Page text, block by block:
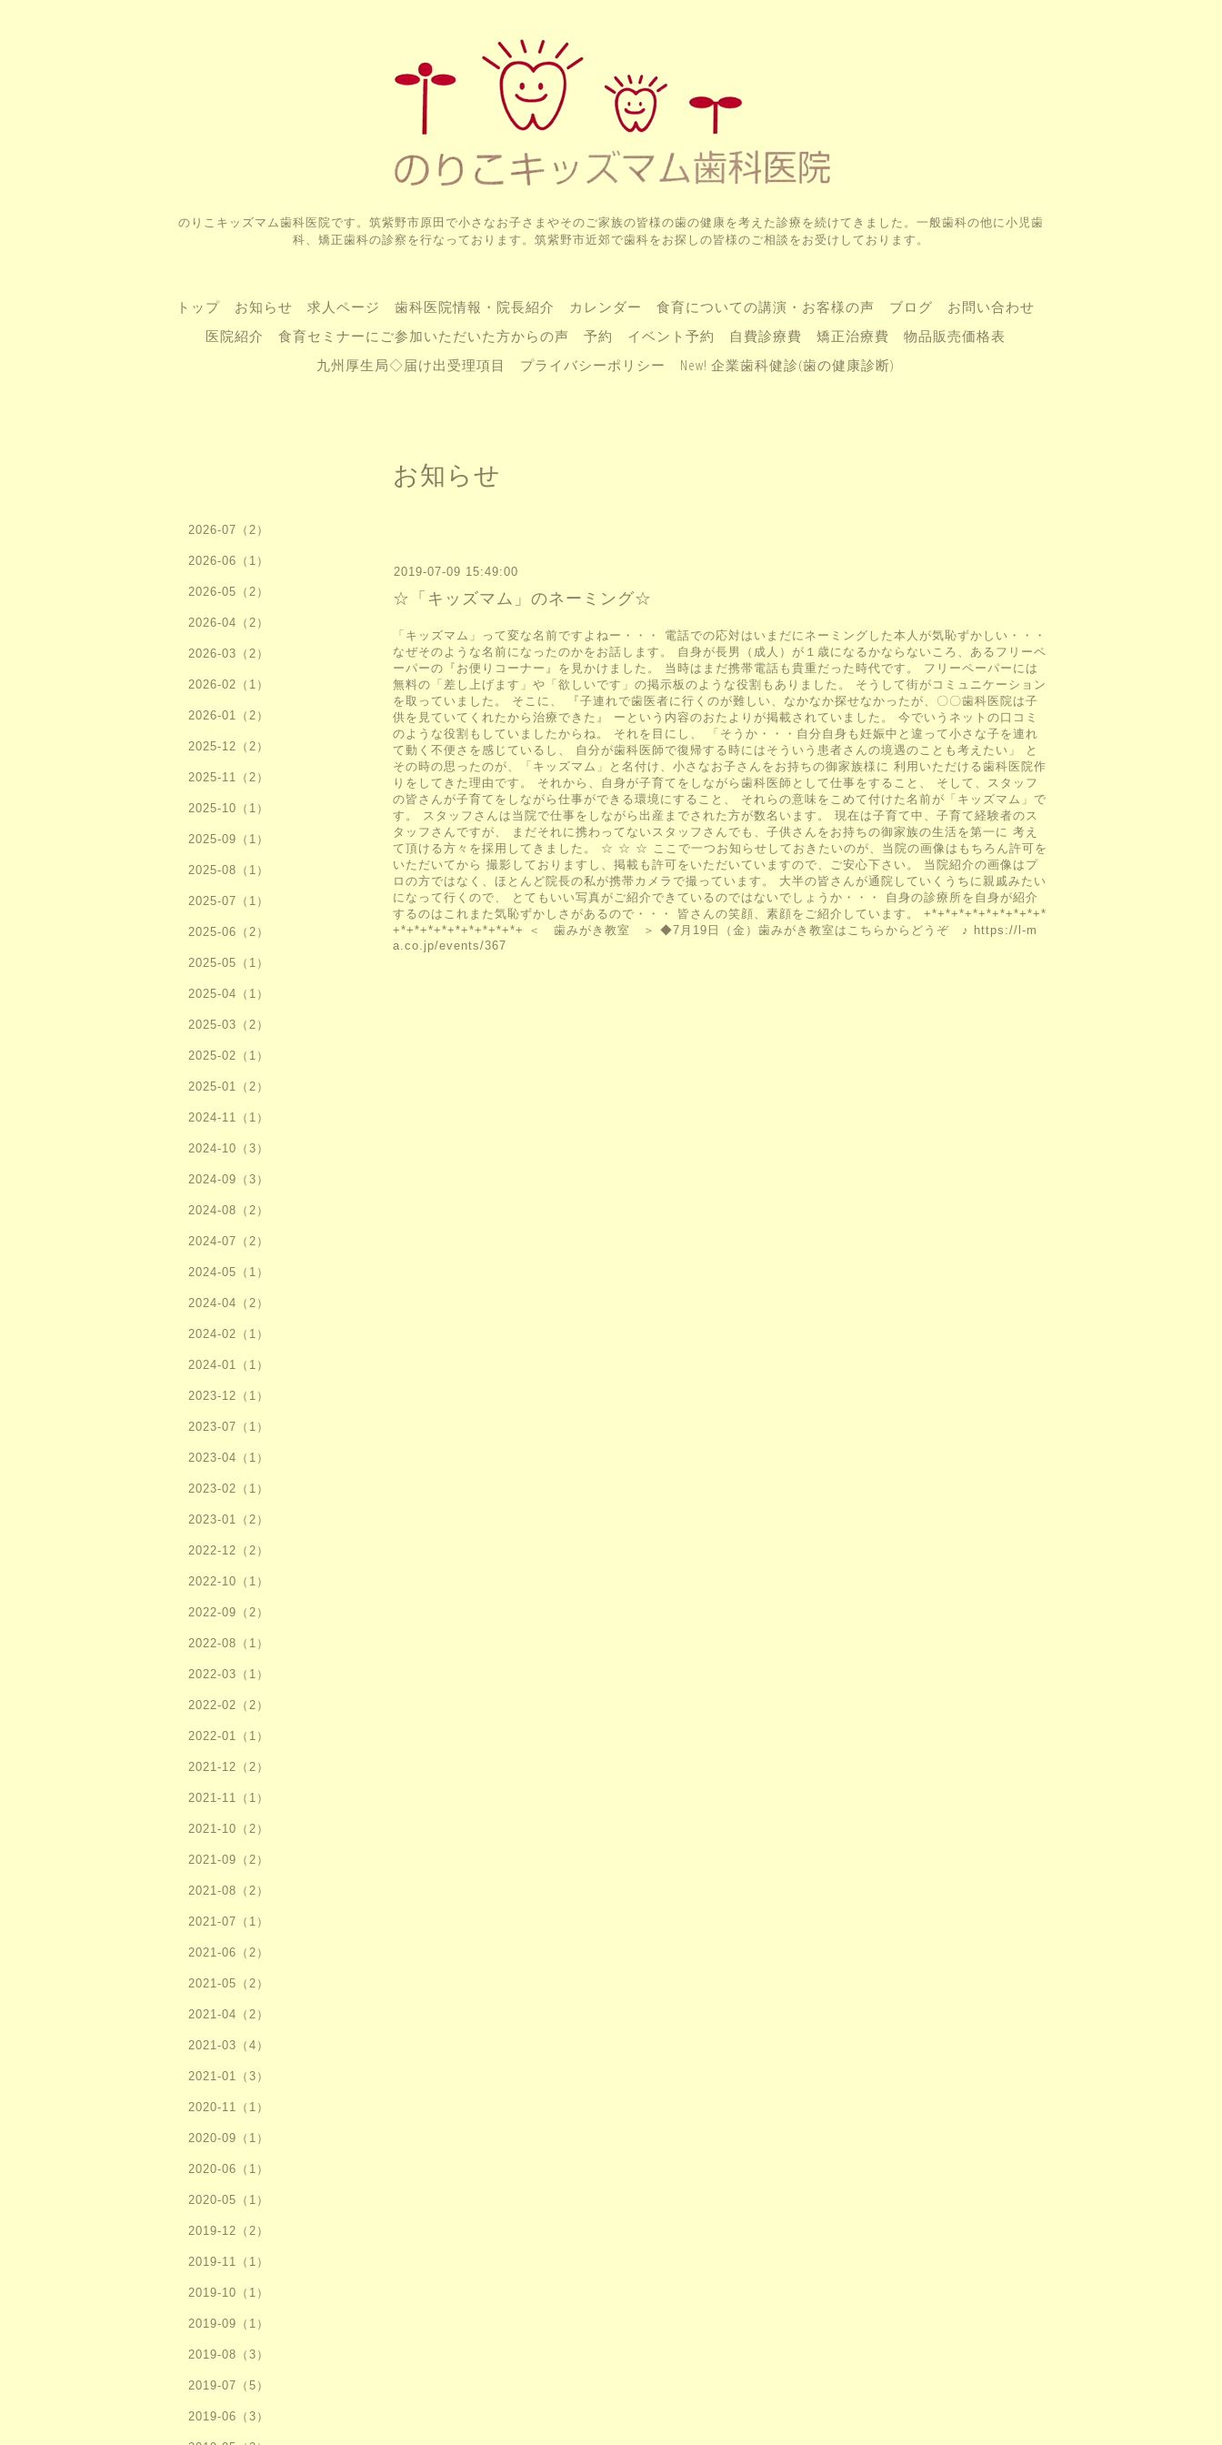
のりこキッズマム歯科医院です。筑紫野市原田で小さなお子さまやそのご家族の皆様の歯の健康を考えた診療を続けてきました。一般歯科の他に小児歯
科、矯正歯科の診察を行なっております。筑紫野市近郊で歯科をお探しの皆様のご相談をお受けしております。
トップ お知らせ 求人ページ 歯科医院情報・院長紹介 カレンダー 食育についての講演・お客様の声 ブログ
お問い合わせ
医院紹介
食育セミナーにご参加いただいた方からの声 予約 イベント予約 自費診療費 矯正治療費
物品販売価格表
九州厚生局◇届け出受理項目
プライバシーポリシー New! 企業歯科健診(歯の健康診断)
お知らせ
2019-07-09 15:49:00
☆「キッズマム」のネーミング☆
「キッズマム」って変な名前ですよねー・・・ 電話での応対はいまだにネーミングした本人が気恥ずかしい・・・
なぜそのような名前になったのかをお話します。 自身が長男（成人）が１歳になるかならないころ、あるフリーペ
ーパーの『お便りコーナー』を見かけました。 当時はまだ携帯電話も貴重だった時代です。 フリーペーパーには
無料の「差し上げます」や「欲しいです」の掲示板のような役割もありました。 そうして街がコミュニケーション
を取っていました。 そこに、 『子連れで歯医者に行くのが難しい、なかなか探せなかったが、〇〇歯科医院は子
供を見ていてくれたから治療できた』 ーという内容のおたよりが掲載されていました。 今でいうネットの口コミ
のような役割もしていましたからね。 それを目にし、 「そうか・・・自分自身も妊娠中と違って小さな子を連れ
て動く不便さを感じているし、 自分が歯科医師で復帰する時にはそういう患者さんの境遇のことも考えたい」 と
その時の思ったのが、「キッズマム」と名付け、小さなお子さんをお持ちの御家族様に 利用いただける歯科医院作
りをしてきた理由です。 それから、自身が子育てをしながら歯科医師として仕事をすること、 そして、スタッフ
の皆さんが子育てをしながら仕事ができる環境にすること、 それらの意味をこめて付けた名前が「キッズマム」で
す。 スタッフさんは当院で仕事をしながら出産までされた方が数名います。 現在は子育て中、子育て経験者のス
タッフさんですが、 まだそれに携わってないスタッフさんでも、子供さんをお持ちの御家族の生活を第一に 考え
て頂ける方々を採用してきました。 ☆ ☆ ☆ ここで一つお知らせしておきたいのが、当院の画像はもちろん許可を
いただいてから 撮影しておりますし、掲載も許可をいただいていますので、ご安心下さい。 当院紹介の画像はプ
ロの方ではなく、ほとんど院長の私が携帯カメラで撮っています。 大半の皆さんが通院していくうちに親戚みたい
になって行くので、 とてもいい写真がご紹介できているのではないでしょうか・・・ 自身の診療所を自身が紹介
するのはこれまた気恥ずかしさがあるので・・・ 皆さんの笑顔、素顔をご紹介しています。 +*+*+*+*+*+*+*+*+*
+*+*+*+*+*+*+*+*+*+ ＜ 歯みがき教室 ＞ ◆7月19日（金）歯みがき教室はこちらからどうぞ ♪ https://l-m
a.co.jp/events/367
2026-07（2）
2026-06（1）
2026-05（2）
2026-04（2）
2026-03（2）
2026-02（1）
2026-01（2）
2025-12（2）
2025-11（2）
2025-10（1）
2025-09（1）
2025-08（1）
2025-07（1）
2025-06（2）
2025-05（1）
2025-04（1）
2025-03（2）
2025-02（1）
2025-01（2）
2024-11（1）
2024-10（3）
2024-09（3）
2024-08（2）
2024-07（2）
2024-05（1）
2024-04（2）
2024-02（1）
2024-01（1）
2023-12（1）
2023-07（1）
2023-04（1）
2023-02（1）
2023-01（2）
2022-12（2）
2022-10（1）
2022-09（2）
2022-08（1）
2022-03（1）
2022-02（2）
2022-01（1）
2021-12（2）
2021-11（1）
2021-10（2）
2021-09（2）
2021-08（2）
2021-07（1）
2021-06（2）
2021-05（2）
2021-04（2）
2021-03（4）
2021-01（3）
2020-11（1）
2020-09（1）
2020-06（1）
2020-05（1）
2019-12（2）
2019-11（1）
2019-10（1）
2019-09（1）
2019-08（3）
2019-07（5）
2019-06（3）